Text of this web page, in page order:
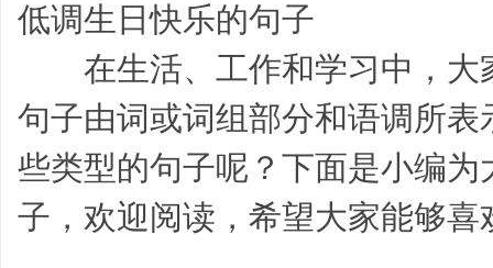
低调生日快乐的句子
在生活、工作和学习中，大
句子由词或词组部分和语调所
些类型的句子呢？下面是小编
子，欢迎阅读，希望大家能够喜